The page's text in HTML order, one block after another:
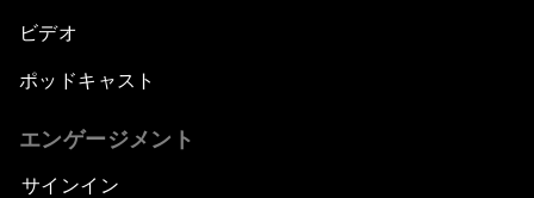
ビデオ
ポッドキャスト
エンゲージメント
サインイン